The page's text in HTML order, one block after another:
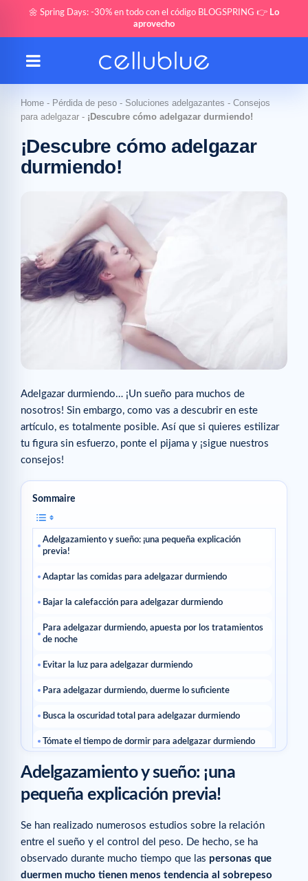
🌼 Spring Days: -30% en todo con el código BLOGSPRING 👉 Lo
aprovecho
Home - Pérdida de peso - Soluciones adelgazantes - Consejos
para adelgazar - ¡Descubre cómo adelgazar durmiendo!
¡Descubre cómo adelgazar
durmiendo!
Adelgazar durmiendo… ¡Un sueño para muchos de
nosotros! Sin embargo, como vas a descubrir en este
artículo, es totalmente posible. Así que si quieres estilizar
tu figura sin esfuerzo, ponte el pijama y ¡sigue nuestros
consejos!
Sommaire
Adelgazamiento y sueño: ¡una pequeña explicación
previa!
Adaptar las comidas para adelgazar durmiendo
Bajar la calefacción para adelgazar durmiendo
Para adelgazar durmiendo, apuesta por los tratamientos
de noche
Evitar la luz para adelgazar durmiendo
Para adelgazar durmiendo, duerme lo suficiente
Busca la oscuridad total para adelgazar durmiendo
Tómate el tiempo de dormir para adelgazar durmiendo
Artículos relacionados
Adelgazamiento y sueño: ¡una
pequeña explicación previa!
Se han realizado numerosos estudios sobre la relación
entre el sueño y el control del peso. De hecho, se ha
observado durante mucho tiempo que las personas que
duermen mucho tienen menos tendencia al sobrepeso